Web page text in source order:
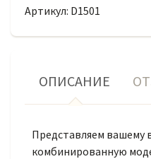
Артикул: D1501
ОПИСАНИЕ
Представляем вашему
комбинированную